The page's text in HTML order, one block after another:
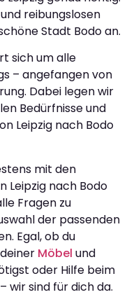
reibungslosen
Stadt Bodo an.
sich um alle
– angefangen von
Dabei legen wir
Bedürfnisse und
Leipzig nach Bodo
mit den
Leipzig nach Bodo
Fragen zu
der passenden
Egal, ob du
Möbel und
oder Hilfe beim
wir sind für dich da.